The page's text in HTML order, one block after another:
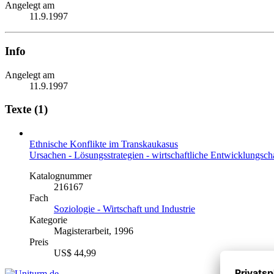
Angelegt am
11.9.1997
Info
Angelegt am
11.9.1997
Texte (1)
Ethnische Konflikte im Transkaukasus
Ursachen - Lösungsstrategien - wirtschaftliche
Katalognummer
216167
Fach
Soziologie - Wirtschaft und Industrie
Kategorie
Magisterarbeit, 1996
Preis
US$ 44,99